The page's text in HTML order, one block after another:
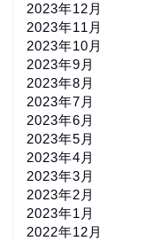
2023年12月
2023年11月
2023年10月
2023年9月
2023年8月
2023年7月
2023年6月
2023年5月
2023年4月
2023年3月
2023年2月
2023年1月
2022年12月